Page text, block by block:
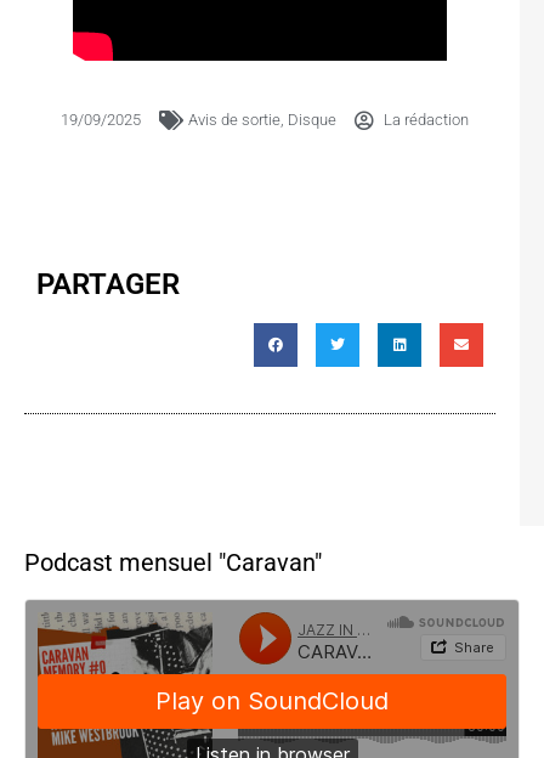
19/09/2025 Avis de sortie, Disque La rédaction
PARTAGER
Podcast mensuel "Caravan"